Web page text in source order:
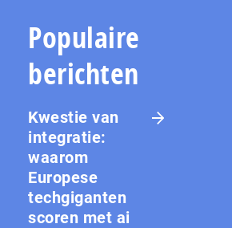
Populaire
berichten
Kwestie van
integratie:
waarom
Europese
techgiganten
scoren met ai